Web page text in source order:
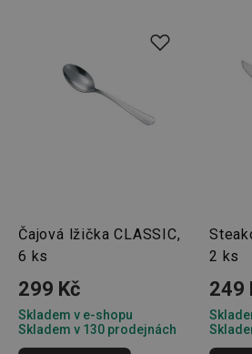
Čajová lžička CLASSIC,
6 ks
299 Kč
Skladem v e-shopu
Skladem v 130 prodejnách
2 ks
249